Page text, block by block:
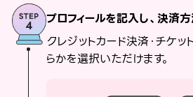
プロフィールを記入し、決済
クレジットカード決済・チケッ
らかを選択いただけます。